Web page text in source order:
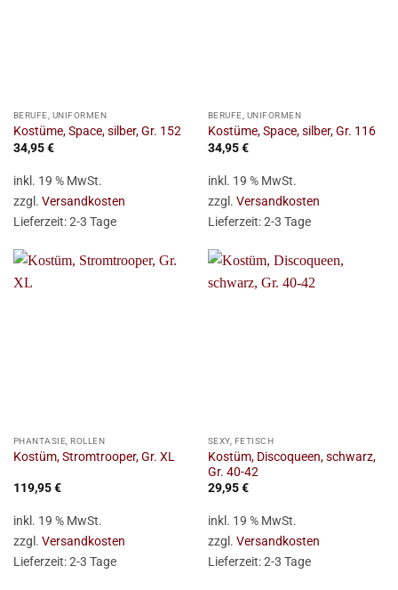
BERUFE, UNIFORMEN
Kostüme, Space, silber, Gr. 152
34,95€
inkl. 19 % MwSt.
zzgl. Versandkosten
Lieferzeit:2-3 Tage
BERUFE, UNIFORMEN
Kostüme, Space, silber, Gr. 116
34,95€
inkl. 19 % MwSt.
zzgl. Versandkosten
Lieferzeit:2-3 Tage
PHANTASIE, ROLLEN
Kostüm, Stromtrooper, Gr. XL
119,95€
inkl. 19 % MwSt.
zzgl. Versandkosten
Lieferzeit:2-3 Tage
SEXY, FETISCH
Kostüm, Discoqueen, schwarz,
Gr. 40-42
29,95€
inkl. 19 % MwSt.
zzgl. Versandkosten
Lieferzeit:2-3 Tage